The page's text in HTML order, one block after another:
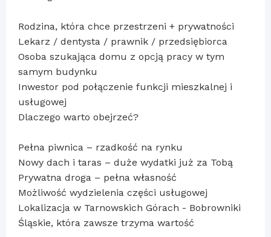
Rodzina, która chce przestrzeni + prywatności
Lekarz / dentysta / prawnik / przedsiębiorca
Osoba szukająca domu z opcją pracy w tym
samym budynku
Inwestor pod połączenie funkcji mieszkalnej i
usługowej
Dlaczego warto obejrzeć?
Pełna piwnica – rzadkość na rynku
Nowy dach i taras – duże wydatki już za Tobą
Prywatna droga – pełna własność
Możliwość wydzielenia części usługowej
Lokalizacja w Tarnowskich Górach - Bobrowniki
Śląskie, która zawsze trzyma wartość